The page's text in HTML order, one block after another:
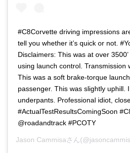
#C8Corvette driving impressions
tell you whether it’s quick or not.
Disclaimers: This was at over
using launch control. Transmission
This was a soft brake-torque
passenger. This was slightly uphill.
underpants. Professional idiot,
#ActualTestResultsComingSoon
@roadandtrack #PCOTY
Jason Cammisaさん